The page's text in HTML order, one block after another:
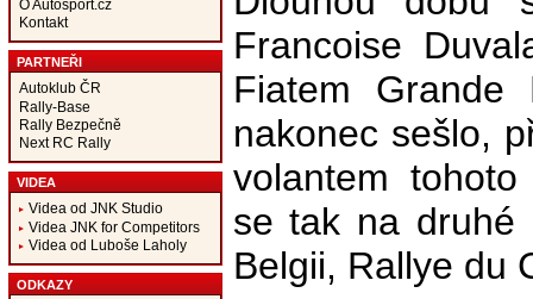
O Autosport.cz
Kontakt
PARTNEŘI
Autoklub ČR
Rally-Base
Rally Bezpečně
Next RC Rally
VIDEA
Videa od JNK Studio
Videa JNK for Competitors
Videa od Luboše Laholy
ODKAZY
Francoise
Fiatem
nakonec sešlo,
volantem
se tak na druhé
Belgii, Rallye du